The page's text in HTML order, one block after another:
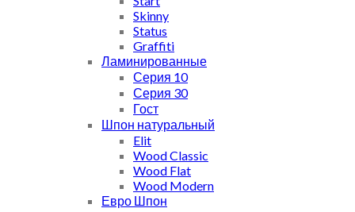
Skinny
Status
Graffiti
Ламинированные
Серия 10
Серия 30
Гост
Шпон натуральный
Elit
Wood Classic
Wood Flat
Wood Modern
Евро Шпон